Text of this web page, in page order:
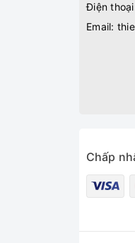
Điện
Email:
Chấp